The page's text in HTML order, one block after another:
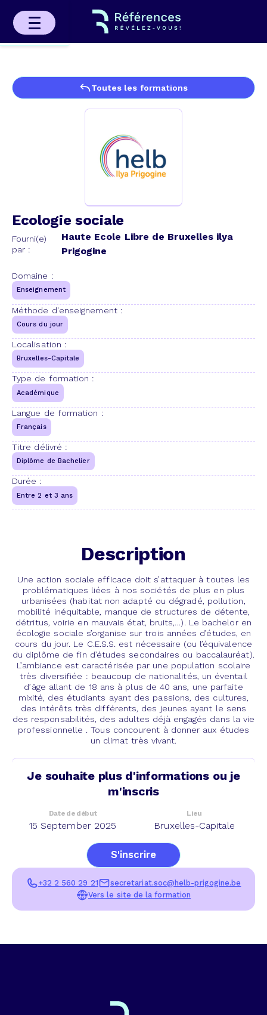
Toutes les formations
Ecologie sociale
Fourni(e)
par :
Haute Ecole Libre de Bruxelles ilya
Prigogine
Domaine :
Enseignement
Méthode d'enseignement :
Cours du jour
Localisation :
Bruxelles-Capitale
Type de formation :
Académique
Langue de formation :
Français
Titre délivré :
Diplôme de Bachelier
Durée :
Entre 2 et 3 ans
Description
Une action sociale efficace doit s’attaquer à toutes les
problématiques liées à nos sociétés de plus en plus
urbanisées (habitat non adapté ou dégradé, pollution,
mobilité inéquitable, manque de structures de détente,
détritus, voirie en mauvais état, bruits,…). Le bachelor en
écologie sociale s’organise sur trois années d’études, en
cours du jour. Le C.E.S.S. est nécessaire (ou l’équivalence
du diplôme de fin d’études secondaires ou baccalauréat).
L’ambiance est caractérisée par une population scolaire
très diversifiée : beaucoup de nationalités, un éventail
d’âge allant de 18 ans à plus de 40 ans, une parfaite
mixité, des étudiants ayant des passions, des cultures,
des intérêts très différents, des jeunes ayant le sens
des responsabilités, des adultes déjà engagés dans la vie
professionnelle . Tous concourent à donner aux études
un climat très vivant.
Je souhaite plus d'informations ou je
m'inscris
Date de début Lieu
15 September 2025 Bruxelles-Capitale
S'inscrire
+32 2 560 29 21
secretariat.soc@helb-prigogine.be
Vers le site de la formation